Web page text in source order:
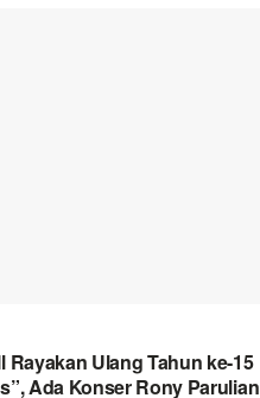
Rayakan Ulang Tahun ke-15
Ada Konser Rony Parulian